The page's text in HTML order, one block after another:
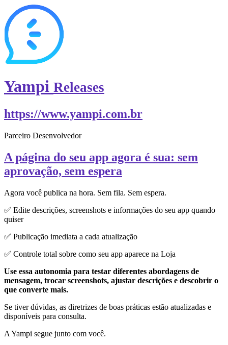
Yampi Releases
https://www.yampi.com.br
Parceiro Desenvolvedor
A página do seu app agora é sua: sem
aprovação, sem espera
Agora você publica na hora. Sem fila. Sem espera.
✅ Edite descrições, screenshots e informações do seu app quando
quiser
✅ Publicação imediata a cada atualização
✅ Controle total sobre como seu app aparece na Loja
Use essa autonomia para testar diferentes abordagens de
mensagem, trocar screenshots, ajustar descrições e descobrir o
que converte mais.
Se tiver dúvidas, as diretrizes de boas práticas estão atualizadas e
disponíveis para consulta.
A Yampi segue junto com você.